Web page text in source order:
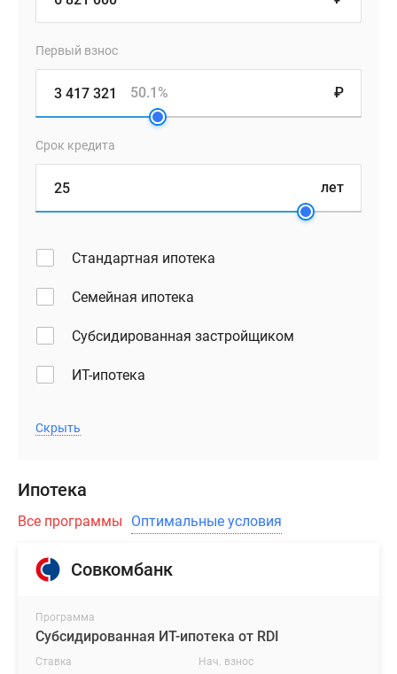
Первый взнос
₽
50.1%
Срок кредита
лет
Стандартная ипотека
Семейная ипотека
Субсидированная застройщиком
ИТ-ипотека
Скрыть
Ипотека
Все программы Оптимальные условия
Совкомбанк
Программа
Субсидированная ИТ-ипотека от RDI
Ставка Нач. взнос